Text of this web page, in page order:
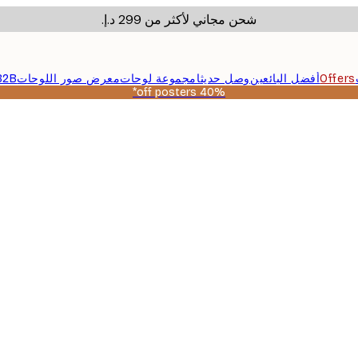
شحن مجاني لأكثر من ‏299 د.إ.‏
Offersأفضل البائعينوصل حديثامجموعة لوحاتمعرض صور اللوحات
40% off posters*